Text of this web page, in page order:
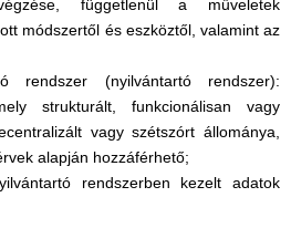
függetlenül a műveletek
módszertől és eszköztől, valamint az
rendszer (nyilvántartó rendszer):
strukturált, funkcionálisan vagy
vagy szétszórt állománya,
alapján hozzáférhető;
rendszerben kezelt adatok